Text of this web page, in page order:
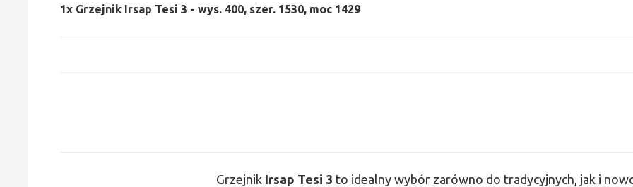
1x Grzejnik Irsap Tesi 3 - wys. 400, szer. 1530, moc 1429
Grzejnik Irsap Tesi 3 to idealny wybór zarówno do tradycyjnych, jak i